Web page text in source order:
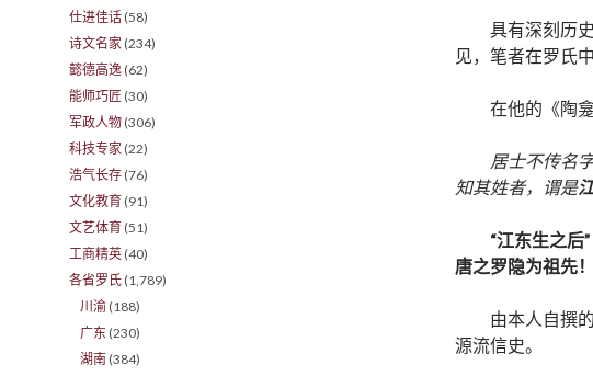
具有深刻历
见，笔者在罗氏
在他的《陶
居士不传名
知其姓者，谓是
“江东生之后
唐之罗隐为祖先！
由本人自撰
源流信史。
仕进佳话 (58)
诗文名家 (234)
懿德高逸 (62)
能师巧匠 (30)
军政人物 (306)
科技专家 (22)
浩气长存 (76)
文化教育 (91)
文艺体育 (51)
工商精英 (40)
各省罗氏 (1,789)
川渝 (188)
广东 (230)
湖南 (384)